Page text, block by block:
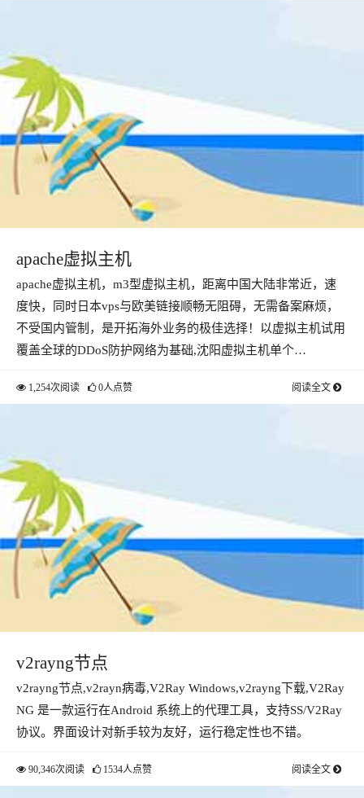
apache虚拟主机
apache虚拟主机，m3型虚拟主机，距离中国大陆非常近，速
度快，同时日本vps与欧美链接顺畅无阻碍，无需备案麻烦，
不受国内管制，是开拓海外业务的极佳选择！以虚拟主机试用
覆盖全球的DDoS防护网络为基础,沈阳虚拟主机单个…
1,254次阅读 0人点赞 阅读全文
v2rayng节点
v2rayng节点,v2rayn病毒,V2Ray Windows,v2rayng下载,V2Ray
NG 是一款运行在Android 系统上的代理工具，支持SS/V2Ray
协议。界面设计对新手较为友好，运行稳定性也不错。
90,346次阅读 1534人点赞 阅读全文